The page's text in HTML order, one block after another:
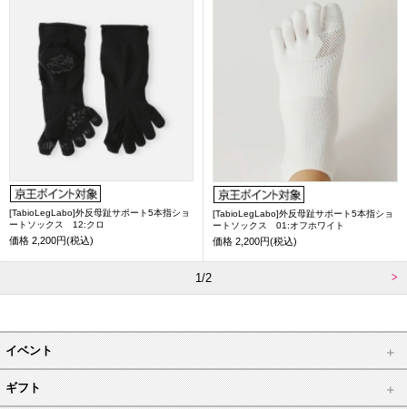
[TabioLegLabo]外反母趾サポート5本指ショ
ートソックス 12:クロ
価格 2,200円(税込)
[TabioLegLabo]外反母趾サポート5本指ショ
ートソックス 01:オフホワイト
価格 2,200円(税込)
1/2
イベント
ギフト